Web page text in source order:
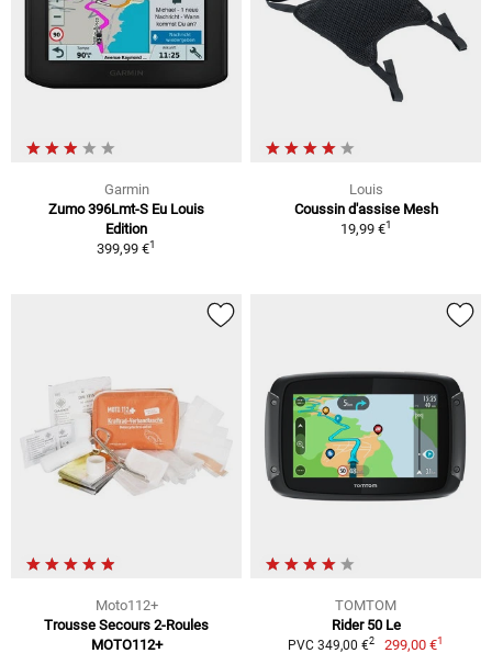
Garmin
Zumo 396Lmt-S Eu Louis
Edition
399,99 €1
Louis
Coussin d'assise Mesh
19,99 €1
Moto112+
Trousse Secours 2-Roules
MOTO112+
TOMTOM
Rider 50 Le
PVC 349,00 €2 299,00 €1